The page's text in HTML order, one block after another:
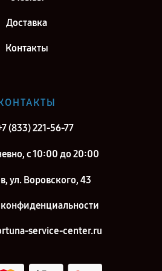
Доставка
Контакты
КОНТАКТЫ
(833) 221-56-77
с 10:00 до 20:00
ул. Воровского, 43
service-center.ru